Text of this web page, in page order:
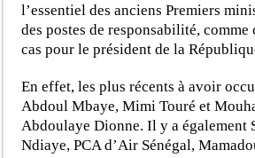
l’essentiel des anciens Premiers
des postes de responsabilité, comme
cas pour le président de la
En effet, les plus récents à avoir
Abdoul Mbaye, Mimi Touré et
Abdoulaye Dionne. Il y a également
Ndiaye, PCA d’Air Sénégal,